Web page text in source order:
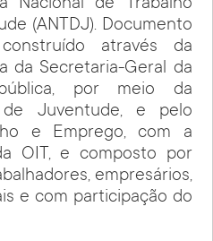
Nacional de Trabalho
(ANTDJ). Documento
através da
da Secretaria-Geral da
por meio da
de Juventude, e pelo
e Emprego, com a
OIT, e composto por
empresários,
e com participação do